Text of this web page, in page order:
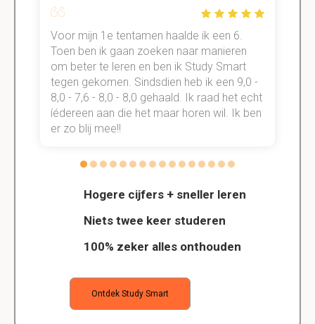
Hogere cijfers + sneller leren
Niets twee keer studeren
100% zeker alles onthouden
Ontdek Study Smart
Voor mijn 1e tentamen haalde ik een 6.
Toen ben ik gaan zoeken naar manieren
om beter te leren en ben ik Study Smart
tegen gekomen. Sindsdien heb ik een 9,0 -
8,0 - 7,6 - 8,0 - 8,0 gehaald. Ik raad het echt
íédereen aan die het maar horen wil. Ik ben
er zo blij mee!!